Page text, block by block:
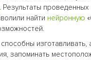
. Результаты проведенных
найти нейронную
способны изготавливать,
запоминать